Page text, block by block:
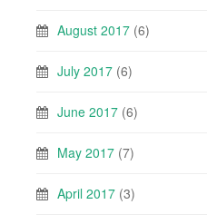
August 2017 (6)
July 2017 (6)
June 2017 (6)
May 2017 (7)
April 2017 (3)